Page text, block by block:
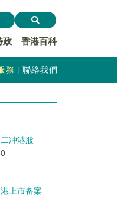
政 香港百科
務 聯絡我們
冲港股
上市备案